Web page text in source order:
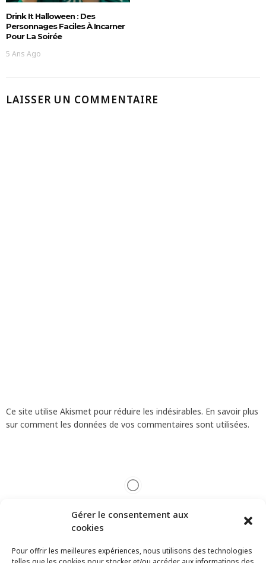
Gérer le consentement aux
cookies
Pour offrir les meilleures expériences, nous utilisons des technologies
Drink It Halloween : Des
Personnages Faciles À Incarner
Pour La Soirée
5 Ans Ago
LAISSER UN COMMENTAIRE
Ce site utilise Akismet pour réduire les indésirables. En savoir plus
sur comment les données de vos commentaires sont utilisées.